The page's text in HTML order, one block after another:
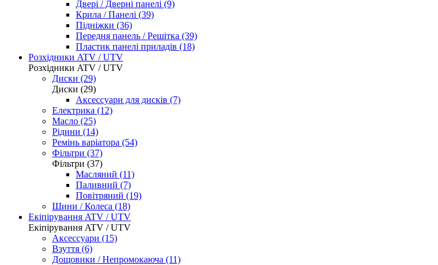
Двері / Дверні панелі (9)
Крила / Панелі (39)
Підніжки (36)
Передня панель / Решітка (39)
Пластик панелі приладів (18)
Розхідники ATV / UTV
Розхідники ATV / UTV
Диски (29)
Диски (29)
Аксессуари для дисків (7)
Електрика (12)
Масло (25)
Рідини (14)
Ремінь варіатора (54)
Фільтри (37)
Фільтри (37)
Масляний (11)
Паливний (7)
Повітряний (19)
Шини / Колеса (18)
Екіпірування ATV / UTV
Екіпірування ATV / UTV
Аксессуари (15)
Взуття (6)
Дощовики / Непромокаюча (11)